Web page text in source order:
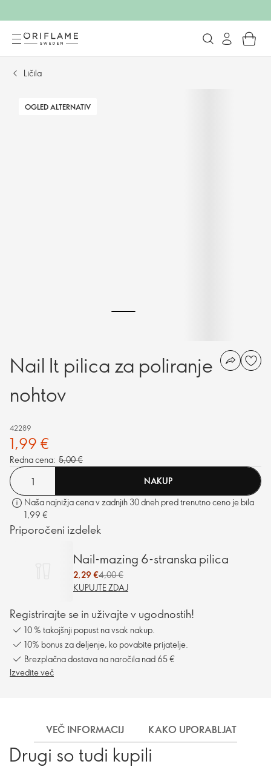
Ličila
OGLED ALTERNATIV
Nail It pilica za poliranje
nohtov
42289
1,99 €
Redna cena: 5,00 €
NAKUP
Naša najnižja cena v zadnjih 30 dneh pred trenutno ceno je bila
1,99 €
Priporočeni izdelek
Nail-mazing 6-stranska pilica
2,29 €4,00 €
KUPUJTE ZDAJ
Registrirajte se in uživajte v ugodnostih!
10 % takojšnji popust na vsak nakup.
10% bonus za deljenje, ko povabite prijatelje.
Brezplačna dostava na naročila nad 65 €
Izvedite več
VEČ INFORMACIJ KAKO UPORABLJATI
Drugi so tudi kupili